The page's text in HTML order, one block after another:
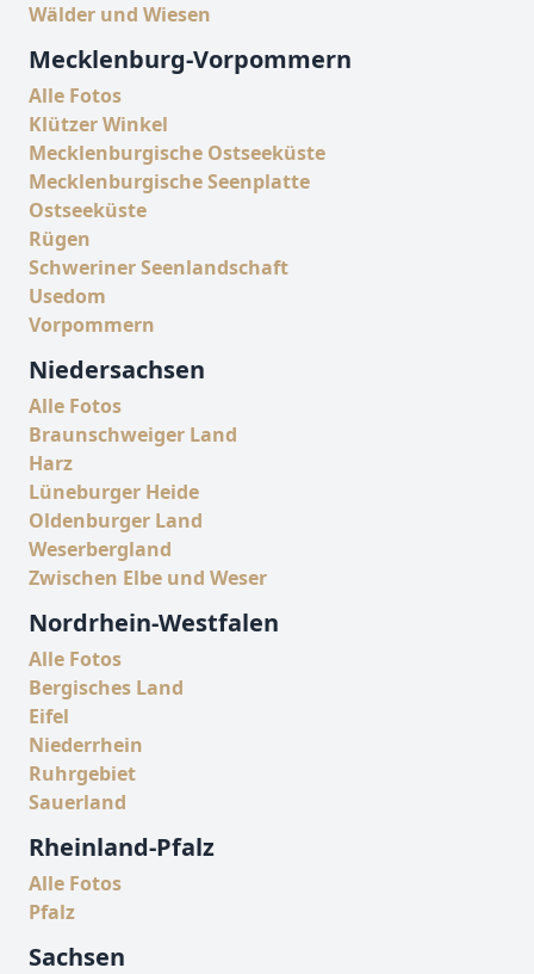
Wälder und Wiesen
Mecklenburg-Vorpommern
Alle Fotos
Klützer Winkel
Mecklenburgische Ostseeküste
Mecklenburgische Seenplatte
Ostseeküste
Rügen
Schweriner Seenlandschaft
Usedom
Vorpommern
Niedersachsen
Alle Fotos
Braunschweiger Land
Harz
Lüneburger Heide
Oldenburger Land
Weserbergland
Zwischen Elbe und Weser
Nordrhein-Westfalen
Alle Fotos
Bergisches Land
Eifel
Niederrhein
Ruhrgebiet
Sauerland
Rheinland-Pfalz
Alle Fotos
Pfalz
Sachsen